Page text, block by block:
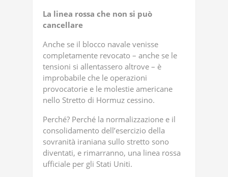
La linea rossa che non si può
cancellare
Anche se il blocco navale venisse
completamente revocato – anche se le
tensioni si allentassero altrove – è
improbabile che le operazioni
provocatorie e le molestie americane
nello Stretto di Hormuz cessino.
Perché? Perché la normalizzazione e il
consolidamento dell’esercizio della
sovranità iraniana sullo stretto sono
diventati, e rimarranno, una linea rossa
ufficiale per gli Stati Uniti.